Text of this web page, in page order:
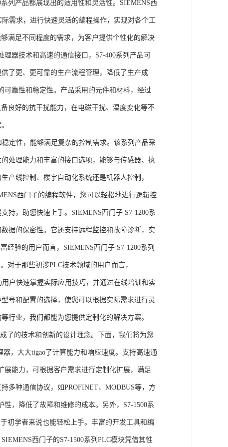
列产品都展现出的适用性和灵活性。SIEMENS西
需求，进行快速灵活的编程操作，实现对各个工
满足不同程度的需求，为客户提供个性化的解决
器技术和高速的通信接口，S7-400系列产品可
了更、更可靠的生产流程管理，降低了生产成
可靠性和稳定性。产品采用的元件和材料，经过
良好的抗干扰能力，在电磁干扰、温度变化等不
性，能够满足复杂的控制需求。该系列产品采
处理能力和丰富的接口选项，能够与传感器、执
产线控制、楼宇自动化系统还是机器人控制，
西门子的编程软件，您可以轻松地进行逻辑控
持，助您快速上手。SIEMENS西门子 S7-1200系
据的保密性。它还支持远程监控和故障诊断，实
验的用户而言，SIEMENS西门子 S7-1200系列
对于那些初涉PLC技术领域的用户而言，
户快速掌握实际应用技巧，并通过在线培训和实
号和配置的选择，使您可以根据实际需求进行灵
行业，我们都能为您提供定制化的解决方案。
的技术和创新的设计理念。下面，我们将为您
，大大tigao了计算能力和响应速度。支持高速通
展能力，可根据客户需求进行定制化扩展，满足
多种通信协议，如PROFINET、MODBUS等，方
，降低了故障和维修的成本。另外，S7-1500系
初学者来说也能轻松上手。丰富的开发工具和编
西门子的S7-1500系列PLC模块凭借其性